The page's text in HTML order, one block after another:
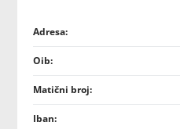
Adresa:
Oib:
Matični broj:
Iban: